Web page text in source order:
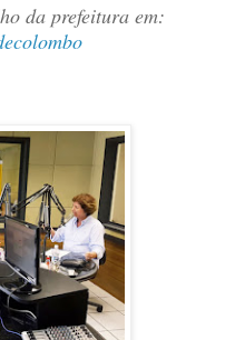
da prefeitura em: